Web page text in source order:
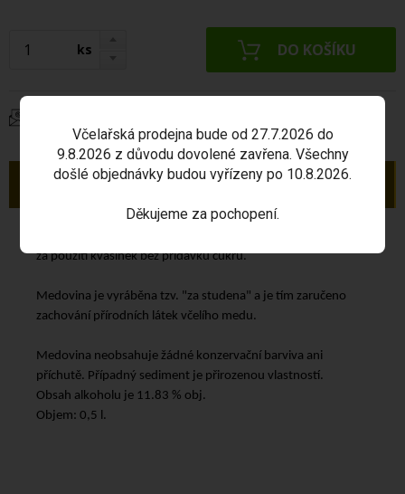
ks
Popis
za použití kvasinek bez přídavku cukru.
Medovina je vyráběna tzv. "za studena" a je tím zaručeno
zachování přírodních látek včelího medu.
Medovina neobsahuje žádné konzervační barviva ani
příchutě. Případný sediment je přirozenou vlastností.
Obsah alkoholu je 11.83 % obj.
Objem: 0,5 l.
Včelařská prodejna bude od 27.7.2026 do
9.8.2026 z důvodu dovolené zavřena. Všechny
došlé objednávky budou vyřízeny po 10.8.2026.
Děkujeme za pochopení.